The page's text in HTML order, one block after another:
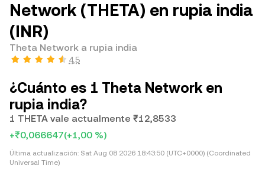
Network (THETA) en rupia india
(INR)
Theta Network a rupia india
4,5
¿Cuánto es 1 Theta Network en
rupia india?
1 THETA vale actualmente ₹12,8533
+₹0,066647(+1,00 %)
Última actualización: Sat Aug 08 2026 18:43:50 (UTC+0000) (Coordinated
Universal Time)